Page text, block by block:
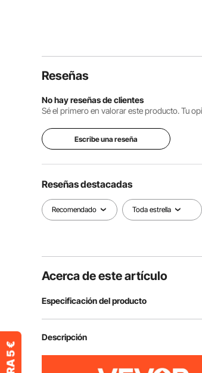
Reseñas
No hay reseñas de clientes
Sé el primero en valorar este producto. Tu
Escribe una reseña
Reseñas destacadas
Recomendado Toda estrella
Acerca de este artículo
Especificación del producto
Número de modelo
Descripción